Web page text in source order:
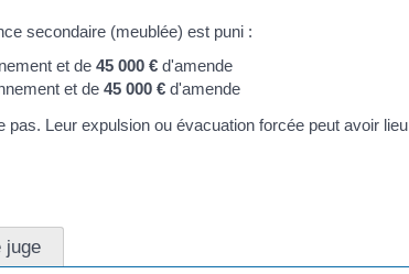
secondaire (meublée) est puni :
et de 45 000 € d'amende
et de 45 000 € d'amende
pas. Leur expulsion ou évacuation forcée peut avoir lieu
juge